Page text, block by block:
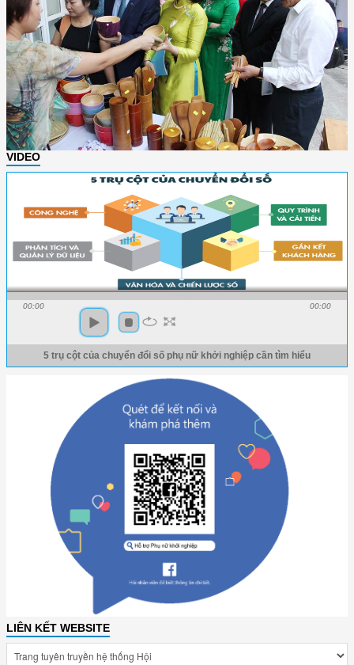
VIDEO
00:00 00:00
5 trụ cột của chuyển đổi số phụ nữ khởi nghiệp cần tìm hiểu
LIÊN KẾT WEBSITE